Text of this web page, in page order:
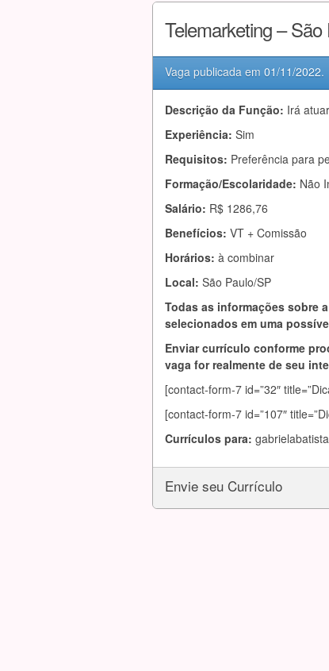
Telemarketing – São
Vaga publicada em 01/11/2022.
Descrição da Função: Irá
Experiência: Sim
Requisitos: Preferência para
Formação/Escolaridade: Não
Salário: R$ 1286,76
Benefícios: VT + Comissão
Horários: à combinar
Local: São Paulo/SP
Todas as informações sobre
selecionados em uma
Enviar currículo conforme
vaga for realmente de seu
[contact-form-7 id=”32″
[contact-form-7 id=”107″
Currículos para:
Envie seu Currículo